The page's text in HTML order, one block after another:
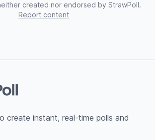
created nor endorsed by StrawPoll.
Report content
create instant, real-time polls and